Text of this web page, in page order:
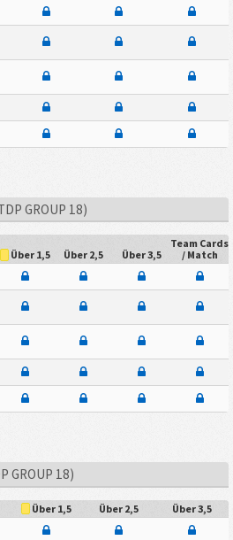
GROUP 18)
Über 1,5 Über 2,5 Über 3,5
Team Cards
/ Match
GROUP 18)
Über 1,5 Über 2,5
Über 3,5